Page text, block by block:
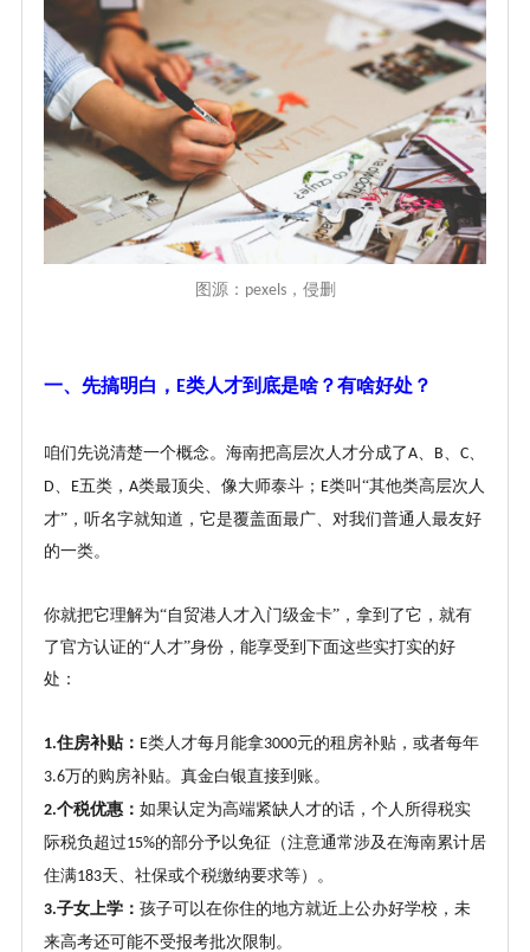
图源： pexels，侵删
一、先搞明白， E类人才到底是啥？有啥好处？
咱们先说清楚一个概念。海南把高层次人才分成了A、 B C、
D、 E五类， A类最顶尖、像大师泰斗； E类叫“其他类高层次人
才”，听名字就知道，它是覆盖面最广、对我们普通人最友好
的一类。
你就把它理解为“自贸港人才入门级金卡”，拿到了它，就有
了官方认证的“人才”身份，能享受到下面这些实打实的好
处：
1.住房补贴： E类人才每月能拿3000元的租房补贴，或者每年
3.6万的购房补贴。真金白银直接到账。
2.个税优惠： 如果认定为高端紧缺人才的话， 个人所得税实
际税负超过15%的部分予以免征（注意通常涉及在海南累计居
住满183天、社保或个税缴纳要求等）。
3.子女上学： 孩子可以在你住的地方就近上公办好学校，未
来高考还可能不受报考批次限制。